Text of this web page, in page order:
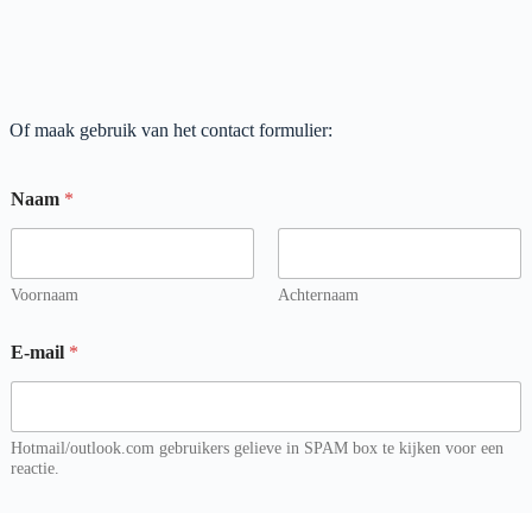
Of maak gebruik van het contact formulier:
Naam *
Voornaam Achternaam
E-mail *
Hotmail/outlook.com gebruikers gelieve in SPAM box te kijken voor een
reactie.